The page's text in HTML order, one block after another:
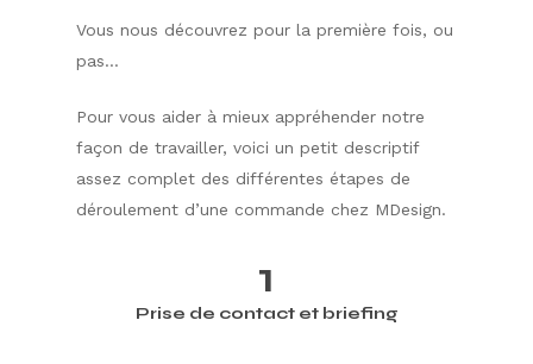
Vous nous découvrez pour la première fois, ou
pas…
Pour vous aider à mieux appréhender notre
façon de travailler, voici un petit descriptif
assez complet des différentes étapes de
déroulement d’une commande chez MDesign.
1
Prise de contact et briefing